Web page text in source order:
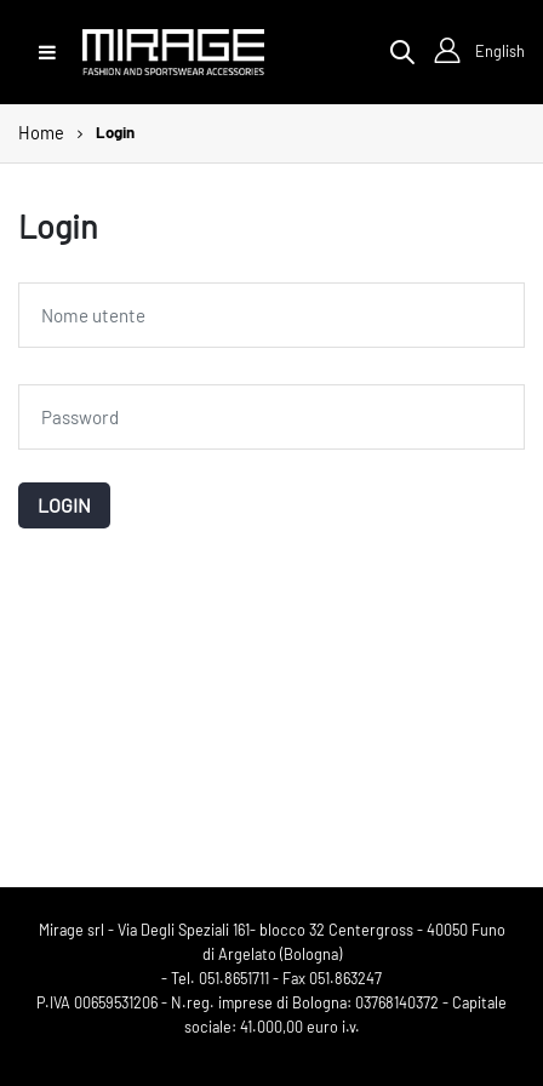
English
Home Login
Login
LOGIN
Mirage srl - Via Degli Speziali 161- blocco 32 Centergross - 40050 Funo
di Argelato (Bologna)
- Tel. 051.8651711 - Fax 051.863247
P.IVA 00659531206 - N.reg. imprese di Bologna: 03768140372 - Capitale
sociale: 41.000,00 euro i.v.